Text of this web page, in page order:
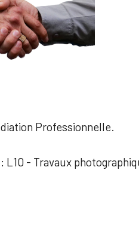
Professionnelle.
- Travaux